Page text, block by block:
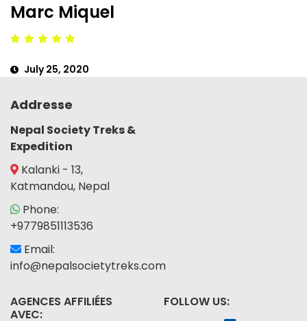
Marc Miquel
July 25, 2020
Addresse
Nepal Society Treks &
Expedition
Kalanki - 13,
Katmandou, Nepal
Phone:
+9779851113536
Email:
info@nepalsocietytreks.com
AGENCES AFFILIÉES
AVEC:
FOLLOW US: